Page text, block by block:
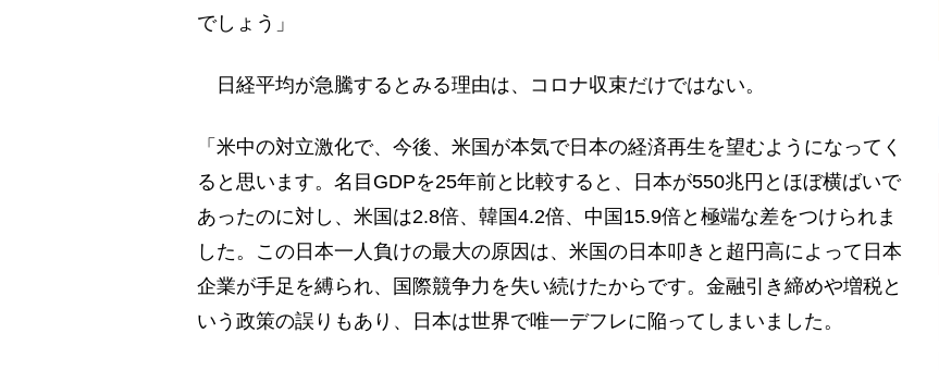
でしょう」
日経平均が急騰するとみる理由は、コロナ収束だけではない。
「米中の対立激化で、今後、米国が本気で日本の経済再生を望むようになってく
ると思います。名目GDPを25年前と比較すると、日本が550兆円とほぼ横ばいで
あったのに対し、米国は2.8倍、韓国4.2倍、中国15.9倍と極端な差をつけられま
した。この日本一人負けの最大の原因は、米国の日本叩きと超円高によって日本
企業が手足を縛られ、国際競争力を失い続けたからです。金融引き締めや増税と
いう政策の誤りもあり、日本は世界で唯一デフレに陥ってしまいました。